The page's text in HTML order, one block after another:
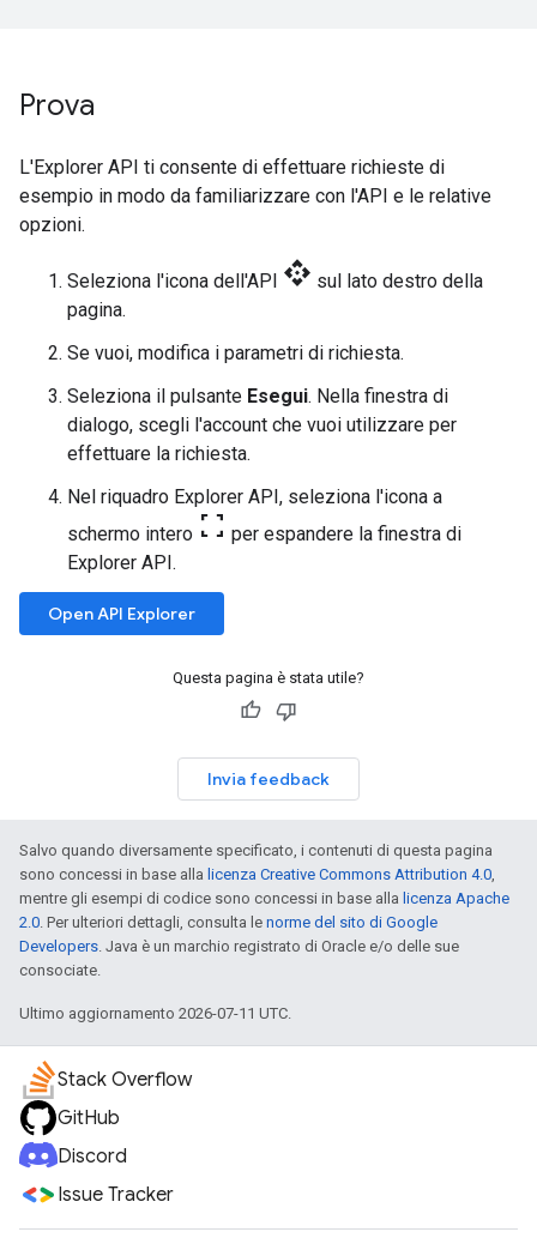
Prova
L'Explorer API ti consente di effettuare richieste di
esempio in modo da familiarizzare con l'API e le relative
opzioni.
Seleziona l'icona dell'API api sul lato destro della
pagina.
Se vuoi, modifica i parametri di richiesta.
Seleziona il pulsante Esegui. Nella finestra di
dialogo, scegli l'account che vuoi utilizzare per
effettuare la richiesta.
Nel riquadro Explorer API, seleziona l'icona a
schermo intero fullscreen per espandere la finestra di
Explorer API.
Open API Explorer
Questa pagina è stata utile?
Invia feedback
Salvo quando diversamente specificato, i contenuti di questa pagina
sono concessi in base alla licenza Creative Commons Attribution 4.0,
mentre gli esempi di codice sono concessi in base alla licenza Apache
2.0. Per ulteriori dettagli, consulta le norme del sito di Google
Developers. Java è un marchio registrato di Oracle e/o delle sue
consociate.
Ultimo aggiornamento 2026-07-11 UTC.
Stack Overflow
GitHub
Discord
Issue Tracker